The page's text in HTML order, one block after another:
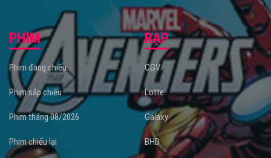
PHIM
Phim đang chiếu
Phim sắp chiếu
Phim tháng 08/2026
Phim chiếu lại
RẠP
CGV
Lotte
Galaxy
BHD